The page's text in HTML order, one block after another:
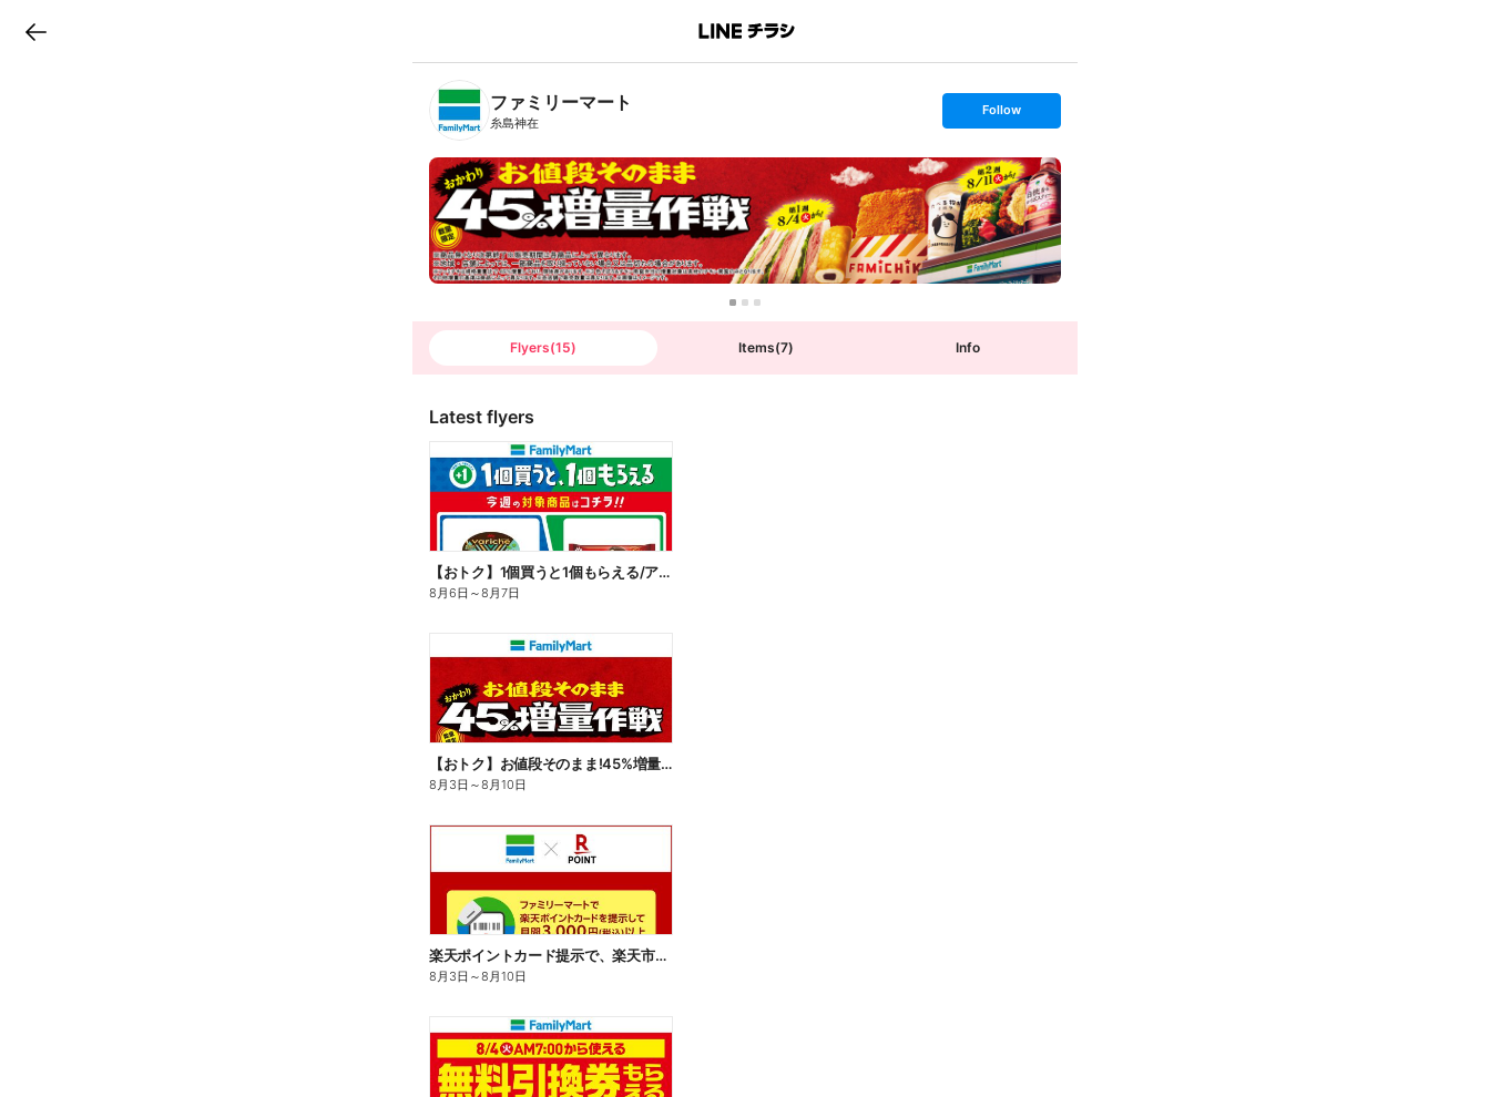
B
n
T
ファミリーマート
糸島神在
s
t
o
l
l
o
w
Follow
Flyers(15) Items(7) Info
Latest flyers
【おトク】1個買うと1個もらえる/アイス
8月6日 ～8月7日
【おトク】お値段そのまま!45%増量作戦!
8月3日 ～8月10日
楽天ポイントカード提示で、楽天市場でのお買い物がおトクに!
8月3日 ～8月10日